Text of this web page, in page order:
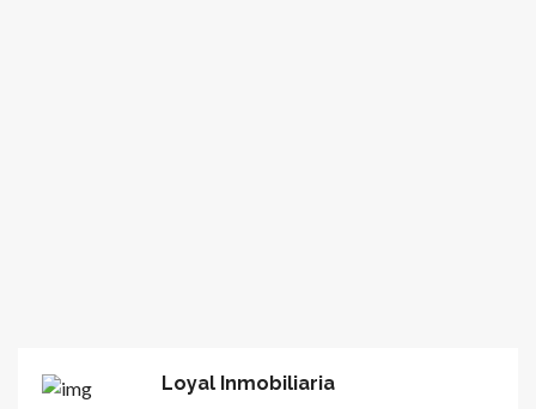
Loyal Inmobiliaria